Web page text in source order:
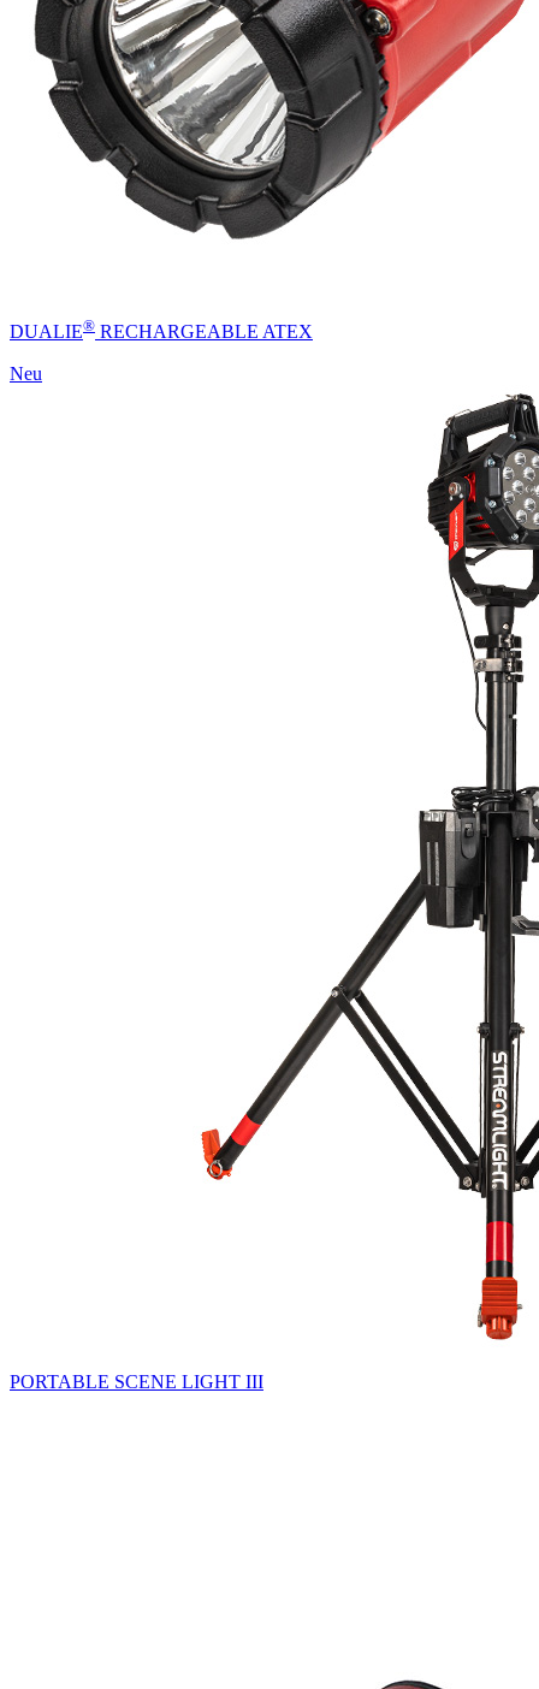
DUALIE® RECHARGEABLE ATEX
Neu
PORTABLE SCENE LIGHT III